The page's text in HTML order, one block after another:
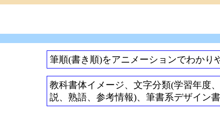
筆順(書き順)をアニメーションでわかり
教科書体イメージ、文字分類(学習年度
説、熟語、参考情報)、筆書系デザイン